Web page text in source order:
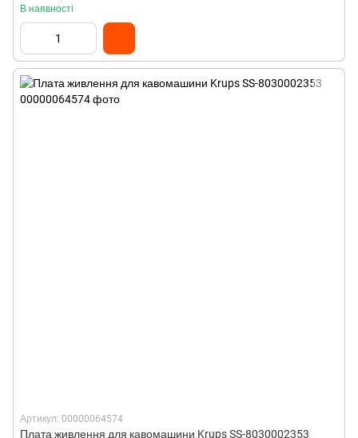
В наявності
Артикул: 00000064574
Плата живлення для кавомашини Krups SS-8030002353